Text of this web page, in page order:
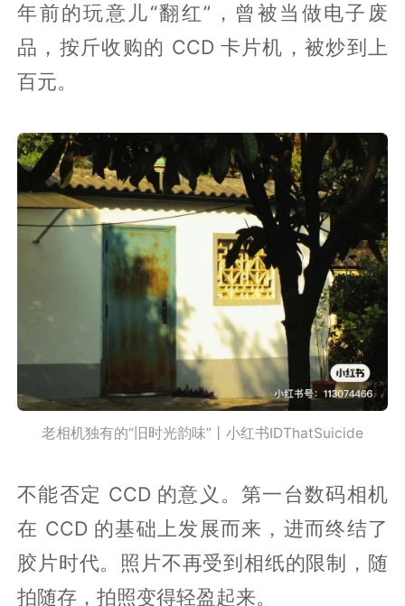
年前的玩意儿“翻红”，曾被当做电子废
品，按斤收购的 CCD 卡片机，被炒到上
百元。
老相机独有的“旧时光韵味”丨小红书IDThatSuicide
不能否定 CCD 的意义。第一台数码相机
在 CCD 的基础上发展而来，进而终结了
胶片时代。照片不再受到相纸的限制，随
拍随存，拍照变得轻盈起来。